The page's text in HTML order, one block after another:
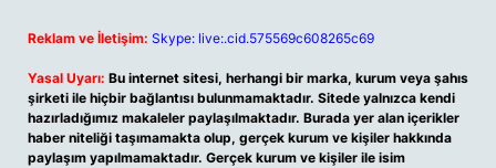
Reklam ve İletişim: Skype: live:.cid.575569c608265c69
Yasal Uyarı: Bu internet sitesi, herhangi bir marka, kurum veya şahıs
şirketi ile hiçbir bağlantısı bulunmamaktadır. Sitede yalnızca kendi
hazırladığımız makaleler paylaşılmaktadır. Burada yer alan içerikler
haber niteliği taşımamakta olup, gerçek kurum ve kişiler hakkında
paylaşım yapılmamaktadır. Gerçek kurum ve kişiler ile isim